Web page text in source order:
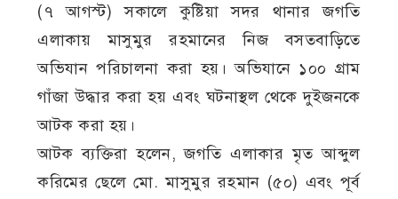
(৭ আগস্ট) সকালে কুষ্টিয়া সদর থানার জগতি
এলাকায় মাসুমুর রহমানের নিজ বসতবাড়িতে
অভিযান পরিচালনা করা হয়। অভিযানে ১০০ গ্রাম
গাঁজা উদ্ধার করা হয় এবং ঘটনাস্থল থেকে দুইজনকে
আটক করা হয়।
আটক ব্যক্তিরা হলেন, জগতি এলাকার মৃত আব্দুল
করিমের ছেলে মো. মাসুমুর রহমান (৫০) এবং পূর্ব